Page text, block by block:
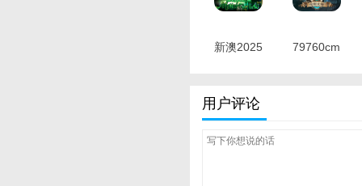
新澳2025
79760cm
用户评论